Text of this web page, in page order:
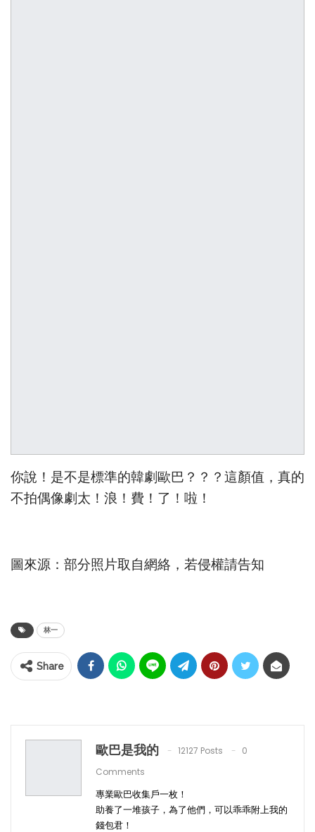
你說！是不是標準的韓劇歐巴？？？這顏值，真的
不拍偶像劇太！浪！費！了！啦！
圖來源：部分照片取自網絡，若侵權請告知
林一
Share
歐巴是我的 12127 Posts
0
Comments
專業歐巴收集戶一枚！
助養了一堆孩子，為了他們，可以乖乖附上我的
錢包君！